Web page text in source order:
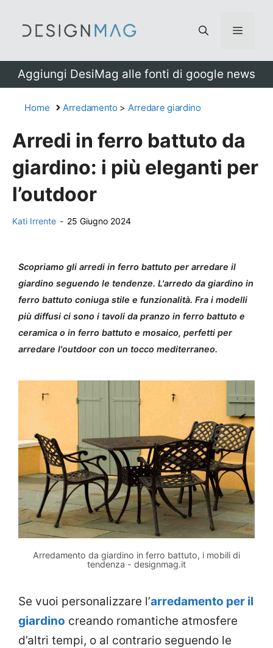
Menu
Aggiungi DesiMag alle fonti di google news
Home Arredamento > Arredare giardino
Arredi in ferro battuto da
giardino: i più eleganti per
l’outdoor
Kati Irrente - 25 Giugno 2024
Scopriamo gli arredi in ferro battuto per arredare il
giardino seguendo le tendenze. L'arredo da giardino in
ferro battuto coniuga stile e funzionalità. Fra i modelli
più diffusi ci sono i tavoli da pranzo in ferro battuto e
ceramica o in ferro battuto e mosaico, perfetti per
arredare l'outdoor con un tocco mediterraneo.
Arredamento da giardino in ferro battuto, i mobili di
tendenza - designmag.it
Se vuoi personalizzare l’arredamento per il
giardino creando romantiche atmosfere
d’altri tempi, o al contrario seguendo le